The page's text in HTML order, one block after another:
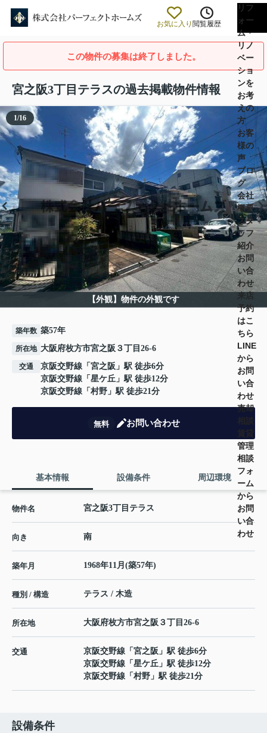
お気に入り 閲覧履歴
リフ
ォー
ム・
リノ
ベー
ショ
ンを
お考
えの
方
お客
様の
声
ブロ
グ
会社
概要
スタ
ッフ
紹介
お問
い合
わせ
来店
予約
はこ
ちら
LINE
から
お問
い合
わせ
売却
管理
相談
フォ
ーム
から
お問
い合
わせ
この物件の募集は終了しました。
宮之阪3丁目テラスの過去掲載物件情報
【外観】物件の外観です
1/16
築年数 築57年
所在地 大阪府枚方市宮之阪３丁目26-6
交通 京阪交野線 「 宮之阪 」駅 徒歩6分
京阪交野線 「 星ケ丘 」駅 徒歩12分
京阪交野線 「 村野 」駅 徒歩21分
無料 お問い合わせ
基本情報 設備条件 周辺環境
物件名 宮之阪3丁目テラス
向き 南
築年月 1968年11月(築57年)
種別 / 構造 テラス / 木造
所在地 大阪府枚方市宮之阪 ３丁目26-6
交通 京阪交野線 「 宮之阪 」駅 徒歩6分
京阪交野線 「 星ケ丘 」駅 徒歩12分
京阪交野線 「 村野 」駅 徒歩21分
設備条件